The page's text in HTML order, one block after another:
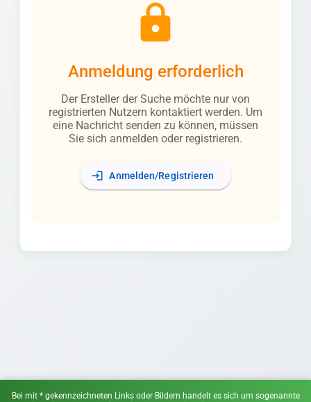
lock
Anmeldung erforderlich
Der Ersteller der Suche möchte nur von
registrierten Nutzern kontaktiert werden. Um
eine Nachricht senden zu können, müssen
Sie sich anmelden oder registrieren.
login Anmelden/Registrieren
Bei mit * gekennzeichneten Links oder Bildern handelt es sich um sogenannte